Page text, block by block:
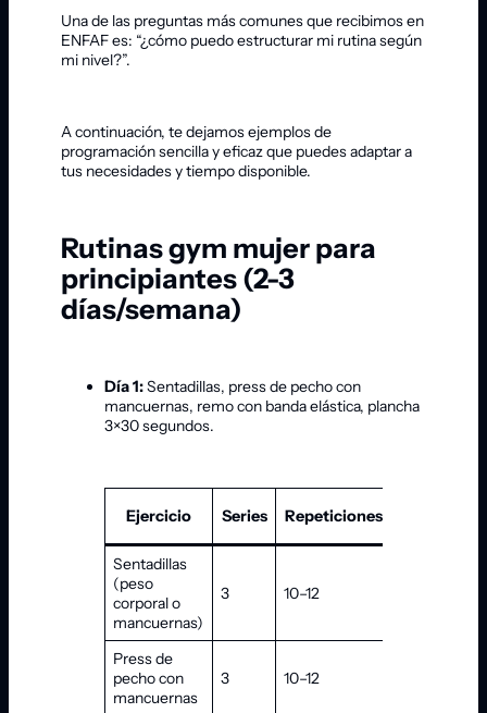
Una de las preguntas más comunes que recibimos en
ENFAF es: “¿cómo puedo estructurar mi rutina según
mi nivel?”.
A continuación, te dejamos ejemplos de
programación sencilla y eficaz que puedes adaptar a
tus necesidades y tiempo disponible.
Rutinas gym mujer para
principiantes (2-3
días/semana)
Día 1:Sentadillas, press de pecho con
mancuernas, remo con banda elástica, plancha
3×30 segundos.
Ejercicio Series Repeticiones
Sentadillas
(peso
corporal o
mancuernas)
3 10–12
Press de
pecho con
mancuernas
3 10–12